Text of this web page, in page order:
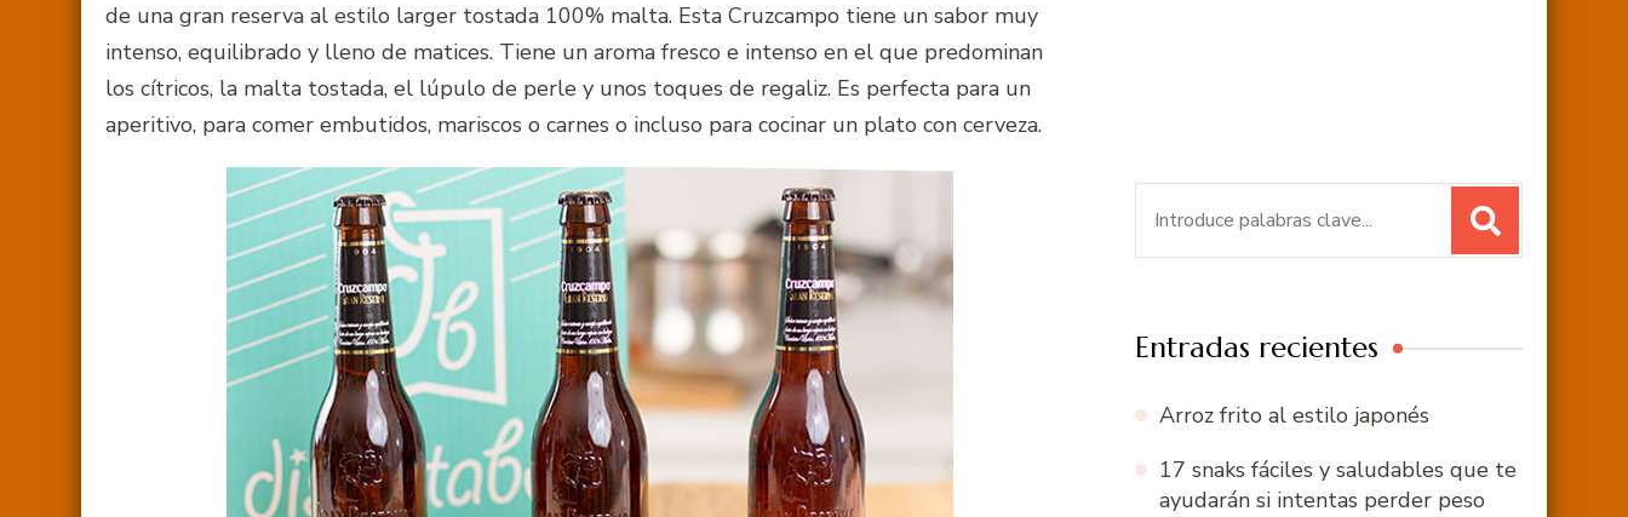
de una gran reserva al estilo larger tostada 100% malta. Esta Cruzcampo tiene un sabor muy
intenso, equilibrado y lleno de matices. Tiene un aroma fresco e intenso en el que predominan
los cítricos, la malta tostada, el lúpulo de perle y unos toques de regaliz. Es perfecta para un
aperitivo, para comer embutidos, mariscos o carnes o incluso para cocinar un plato con cerveza.
Entradas recientes
Arroz frito al estilo japonés
17 snaks fáciles y saludables que te
ayudarán si intentas perder peso